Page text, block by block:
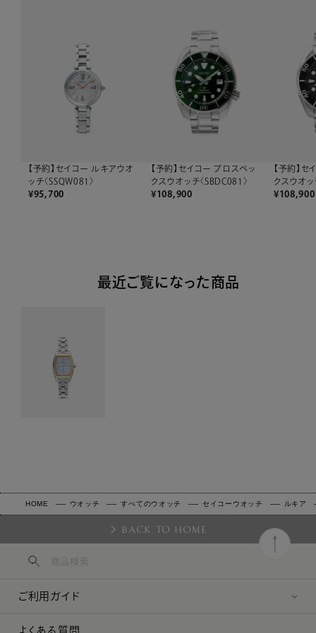
【予約】セイコー ルキアウオ
ッチ〈SSQW081〉
¥95,700
【予約】セイコー プロスペッ
クスウオッチ〈SBDC081〉
¥108,900
【予約】
クスウオッ
¥108,900
最近ご覧になった商品
HOME ウオッチ すべてのウオッチ セイコーウオッチ ルキア
BACK TO HOME
ご利用ガイド
よくある質問